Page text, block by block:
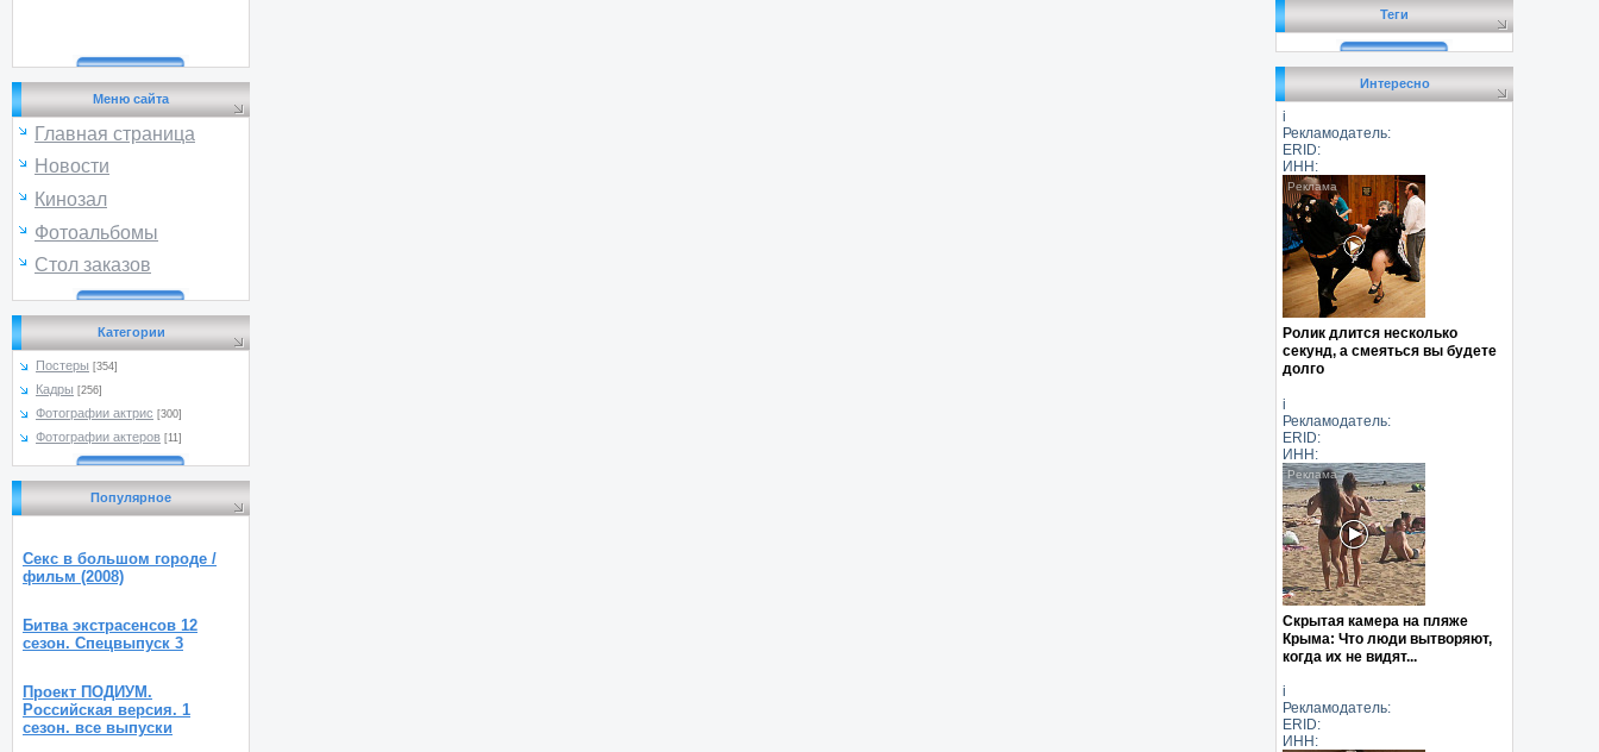
Меню сайта
Главная страница
Новости
Кинозал
Фотоальбомы
Стол заказов
Категории
Постеры [354]
Кадры [256]
Фотографии актрис [300]
Фотографии актеров [11]
Популярное
Секс в большом городе /
фильм (2008)
Битва экстрасенсов 12
сезон. Спецвыпуск 3
Проект ПОДИУМ.
Российская версия. 1
сезон. все выпуски
Теги
Интересно
i
Рекламодатель:
ERID:
ИНН:
Ролик длится несколько
секунд, а смеяться вы будете
долго
i
Рекламодатель:
ERID:
ИНН:
Скрытая камера на пляже
Крыма: Что люди вытворяют,
когда их не видят...
i
Рекламодатель:
ERID:
ИНН: